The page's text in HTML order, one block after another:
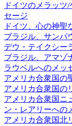
ドイツのメラッツ
セージ
ドイツ、心の神聖
ブラジル、サンパ
デウ・テイクシー
ブラジル、アマゾ
ラウベルへのメッ
アメリカ合衆国の
アメリカ合衆国の
アメリカ合衆国ニ
ン・レアリーへの
アメリカ合衆国北